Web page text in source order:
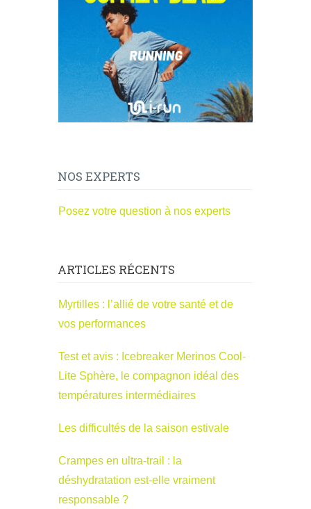
NOS EXPERTS
Posez votre question à nos experts
ARTICLES RÉCENTS
Myrtilles : l’allié de votre santé et de
vos performances
Test et avis : Icebreaker Merinos Cool-
Lite Sphère, le compagnon idéal des
températures intermédiaires
Les difficultés de la saison estivale
Crampes en ultra-trail : la
déshydratation est-elle vraiment
responsable ?